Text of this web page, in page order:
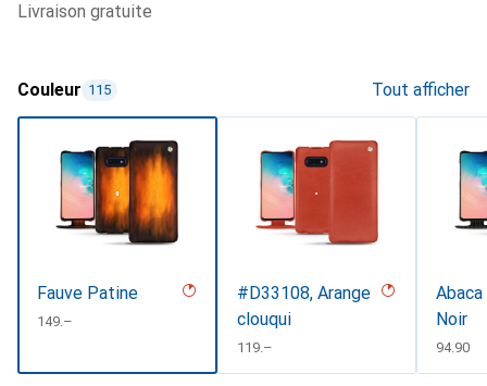
livraison gratuite
Couleur 115 Tout afficher
Fauve Patine
CHF
149.–
#D33108, Arange
clouqui
CHF
119.–
Abaca
Noir
CHF
94.90